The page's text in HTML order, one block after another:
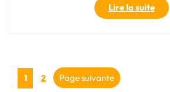
Lire la suite
des
Pagination
Page
1 Page
2 Page suivante